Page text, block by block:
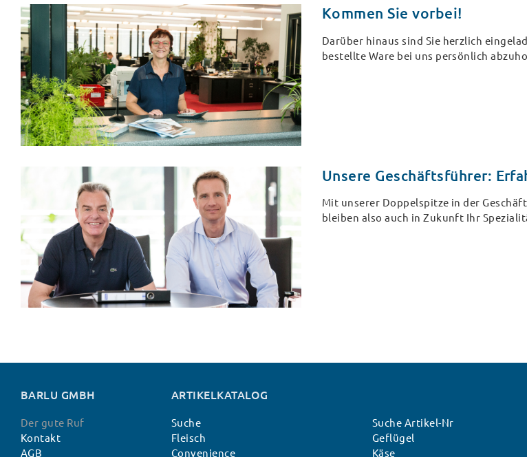
Kommen Sie vorbei!
Darüber hinaus sind Sie herzlich
bestellte Ware bei uns persönlich
Unsere Geschäftsführer:
Mit unserer Doppelspitze in der
bleiben also auch in Zukunft Ihr
BARLU GMBH
Der gute Ruf
Kontakt
AGB
ARTIKELKATALOG
Suche Suche Artikel-Nr
Fleisch
Geflügel
Convenience
Käse